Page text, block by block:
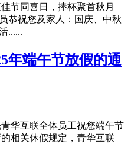
节同喜日，捧杯聚首秋月
恭祝您及家人：国庆、中秋
......
年端午节放假的通
华互联全体员工祝您端午节
相关休假规定，青华互联